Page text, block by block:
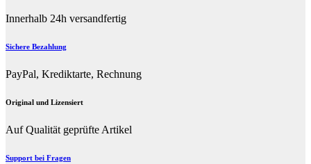
Innerhalb 24h versandfertig
Sichere Bezahlung
PayPal, Krediktarte, Rechnung
Original und Lizensiert
Auf Qualität geprüfte Artikel
Support bei Fragen